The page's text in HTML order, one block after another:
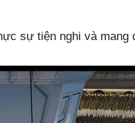
sự tiện nghi và mang